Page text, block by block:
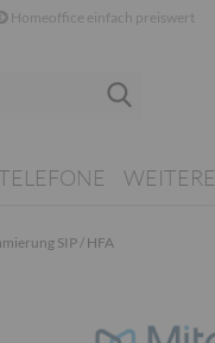
Homeoffice einfach preiswert
WEITERE
SIP / HFA